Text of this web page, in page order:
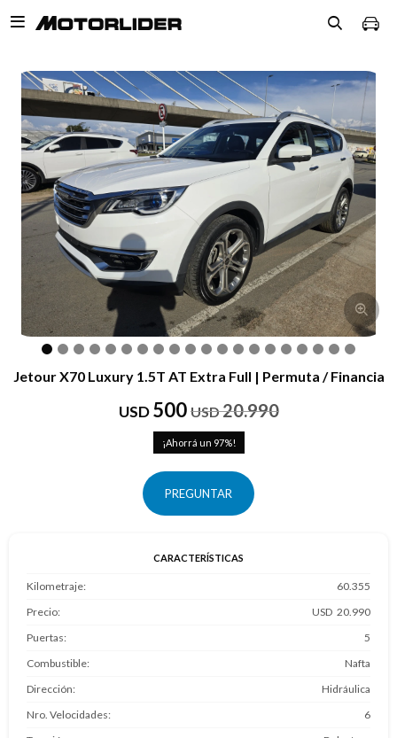

Jetour X70 Luxury 1.5T AT Extra Full | Permuta / Financia
USD 500 USD20.990
97
PREGUNTAR
CARACTERÍSTICAS
Kilometraje
60.355
Precio
20.990
Puertas
5
Combustible
Nafta
Dirección
Hidráulica
Nro. Velocidades
6